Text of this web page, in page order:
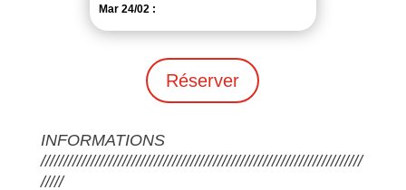
Mar 24/02 :
Réserver
INFORMATIONS
///////////////////////////////////////////////////////////////////////
/////